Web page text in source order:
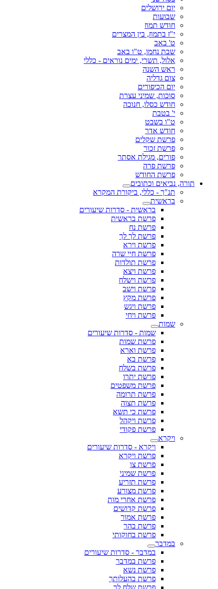
יום ירושלים
שבועות
חודש תמוז
י"ז בתמוז, בין המצרים
ט' באב
שבת נחמו, ט"ו באב
אלול, תשרי, ימים נוראים - כללי
ראש השנה
צום גדליה
יום הכיפורים
סוכות, שמיני עצרת
חודש כסלו, חנוכה
י' בטבת
ט"ו בשבט
חודש אדר
פרשת שקלים
פרשת זכור
פורים, מגילת אסתר
פרשת פרה
פרשת החודש
תורה, נביאים וכתובים
תנ"ך - כללי, ביקורת המקרא
בראשית
בראשית - סדרות שיעורים
פרשת בראשית
פרשת נח
פרשת לך לך
פרשת וירא
פרשת חיי שרה
פרשת תולדות
פרשת ויצא
פרשת וישלח
פרשת וישב
פרשת מקץ
פרשת ויגש
פרשת ויחי
שמות
שמות - סדרות שיעורים
פרשת שמות
פרשת וארא
פרשת בא
פרשת בשלח
פרשת יתרו
פרשת משפטים
פרשת תרומה
פרשת תצוה
פרשת כי תשא
פרשת ויקהל
פרשת פקודי
ויקרא
ויקרא - סדרות שיעורים
פרשת ויקרא
פרשת צו
פרשת שמיני
פרשת תזריע
פרשת מצורע
פרשת אחרי מות
פרשת קדושים
פרשת אמור
פרשת בהר
פרשת בחוקותי
במדבר
במדבר - סדרות שיעורים
פרשת במדבר
פרשת נשא
פרשת בהעלותך